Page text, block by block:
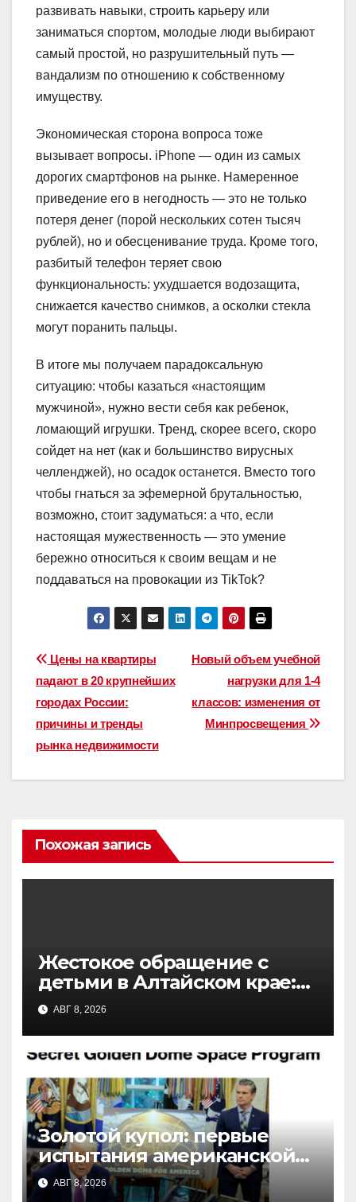
развивать навыки, строить карьеру или
заниматься спортом, молодые люди выбирают
самый простой, но разрушительный путь —
вандализм по отношению к собственному
имуществу.
Экономическая сторона вопроса тоже
вызывает вопросы. iPhone — один из самых
дорогих смартфонов на рынке. Намеренное
приведение его в негодность — это не только
потеря денег (порой нескольких сотен тысяч
рублей), но и обесценивание труда. Кроме того,
разбитый телефон теряет свою
функциональность: ухудшается водозащита,
снижается качество снимков, а осколки стекла
могут поранить пальцы.
В итоге мы получаем парадоксальную
ситуацию: чтобы казаться «настоящим
мужчиной», нужно вести себя как ребенок,
ломающий игрушки. Тренд, скорее всего, скоро
сойдет на нет (как и большинство вирусных
челленджей), но осадок останется. Вместо того
чтобы гнаться за эфемерной брутальностью,
возможно, стоит задуматься: а что, если
настоящая мужественность — это умение
бережно относиться к своим вещам и не
поддаваться на провокации из TikTok?
Навигация
по
записям
Новый объем учебной
нагрузки для 1-4
классов: изменения от
Минпросвещения
Цены на квартиры
падают в 20 крупнейших
городах России:
причины и тренды
рынка недвижимости
Похожая запись
Жестокое обращение с
детьми в Алтайском крае:
отчим систематически
избивал пятерых
несовершеннолетних
АВГ 8, 2026
Золотой купол: первые
испытания американской
ПРО и перспективы
системы
АВГ 8, 2026